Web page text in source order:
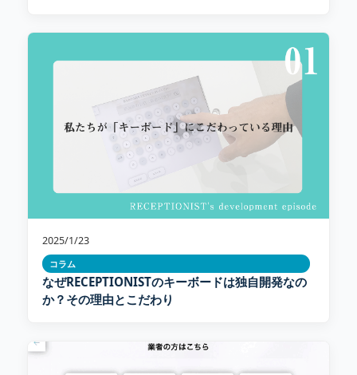
2025/1/23
コラム
なぜRECEPTIONISTのキーボードは独自開発なの
か？その理由とこだわり